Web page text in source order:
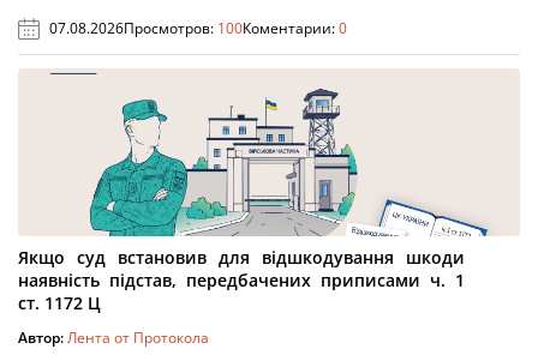
07.08.2026Просмотров: 100Коментарии:0
Якщо суд встановив для відшкодування шкоди
наявність підстав, передбачених приписами ч. 1
ст. 1172 Ц
Автор:Лента от Протокола